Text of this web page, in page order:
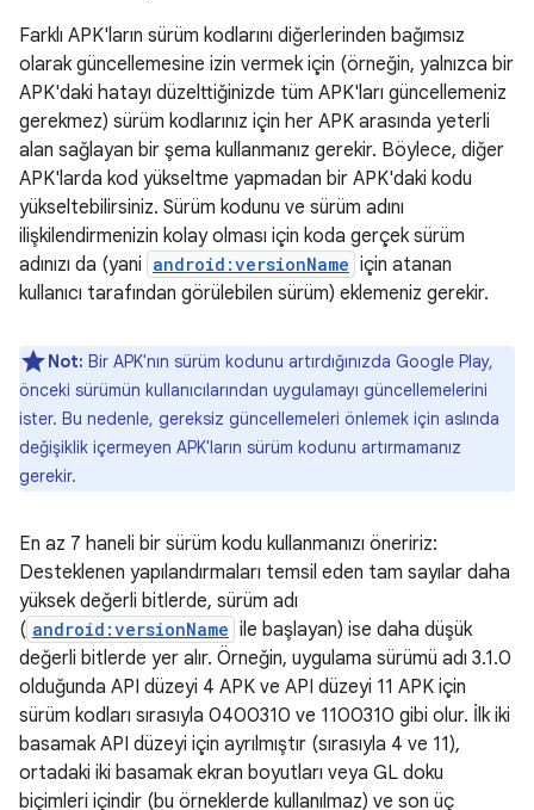
Farklı APK'ların sürüm kodlarını diğerlerinden bağımsız
olarak güncellemesine izin vermek için (örneğin, yalnızca bir
APK'daki hatayı düzelttiğinizde tüm APK'ları güncellemeniz
gerekmez) sürüm kodlarınız için her APK arasında yeterli
alan sağlayan bir şema kullanmanız gerekir. Böylece, diğer
APK'larda kod yükseltme yapmadan bir APK'daki kodu
yükseltebilirsiniz. Sürüm kodunu ve sürüm adını
ilişkilendirmenizin kolay olması için koda gerçek sürüm
adınızı da (yani android:versionName için atanan
kullanıcı tarafından görülebilen sürüm) eklemeniz gerekir.
Not: Bir APK'nın sürüm kodunu artırdığınızda Google Play,
önceki sürümün kullanıcılarından uygulamayı güncellemelerini
ister. Bu nedenle, gereksiz güncellemeleri önlemek için aslında
değişiklik içermeyen APK'ların sürüm kodunu artırmamanız
gerekir.
En az 7 haneli bir sürüm kodu kullanmanızı öneririz:
Desteklenen yapılandırmaları temsil eden tam sayılar daha
yüksek değerli bitlerde, sürüm adı
( android:versionName ile başlayan) ise daha düşük
değerli bitlerde yer alır. Örneğin, uygulama sürümü adı 3.1.0
olduğunda API düzeyi 4 APK ve API düzeyi 11 APK için
sürüm kodları sırasıyla 0400310 ve 1100310 gibi olur. İlk iki
basamak API düzeyi için ayrılmıştır (sırasıyla 4 ve 11),
ortadaki iki basamak ekran boyutları veya GL doku
biçimleri içindir (bu örneklerde kullanılmaz) ve son üç